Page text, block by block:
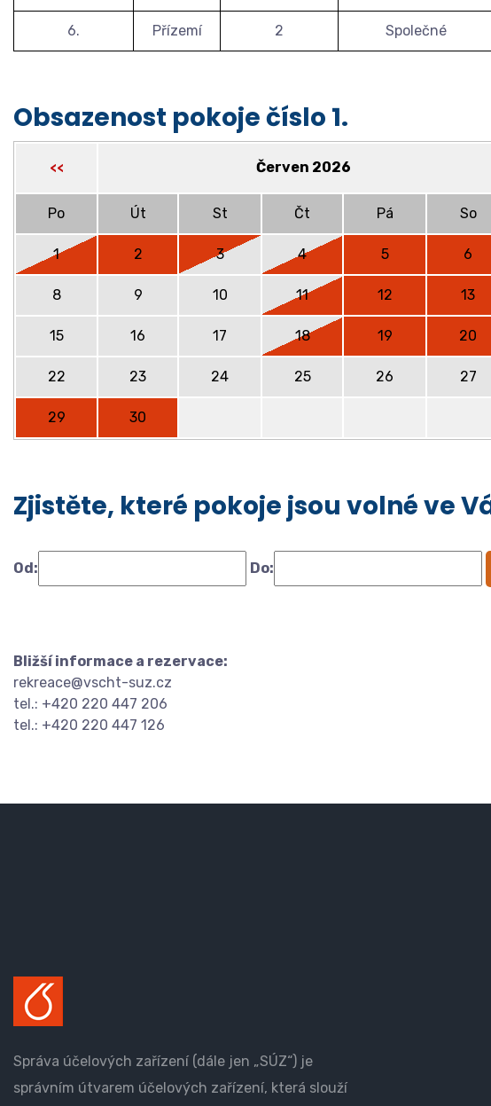
6. Přízemí 2 Společné
Obsazenost pokoje číslo 1.
<< Červen 2026
Po Út St Čt Pá So
1 2 3 4 5 6
8 9 10 11 12 13
15 16 17 18 19 20
22 23 24 25 26 27
29 30
Zjistěte, které pokoje jsou volné ve
Od: Do:
Bližší informace a rezervace:
rekreace@vscht-suz.cz
tel.: +420 220 447 206
tel.: +420 220 447 126
Správa účelových zařízení (dále jen „SÚZ“) je
správním útvarem účelových zařízení, která slouží